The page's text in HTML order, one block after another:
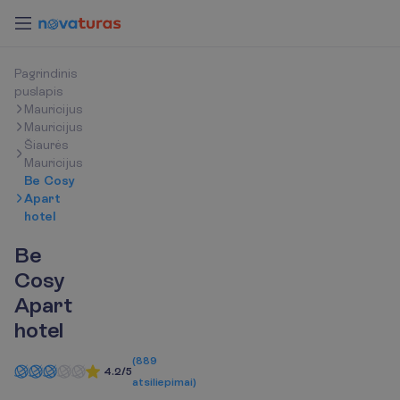
Pagrindinis
puslapis
Mauricijus
Mauricijus
Šiaurės
Mauricijus
Be Cosy
Apart
hotel
Be
Cosy
Apart
hotel
4.2/5
(889
atsiliepimai)